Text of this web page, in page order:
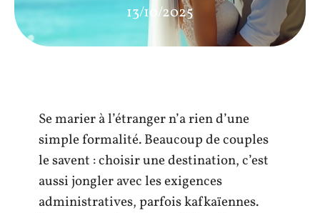
13/10/2025
Se marier à l’étranger n’a rien d’une
simple formalité. Beaucoup de couples
le savent : choisir une destination, c’est
aussi jongler avec les exigences
administratives, parfois kafkaïennes.